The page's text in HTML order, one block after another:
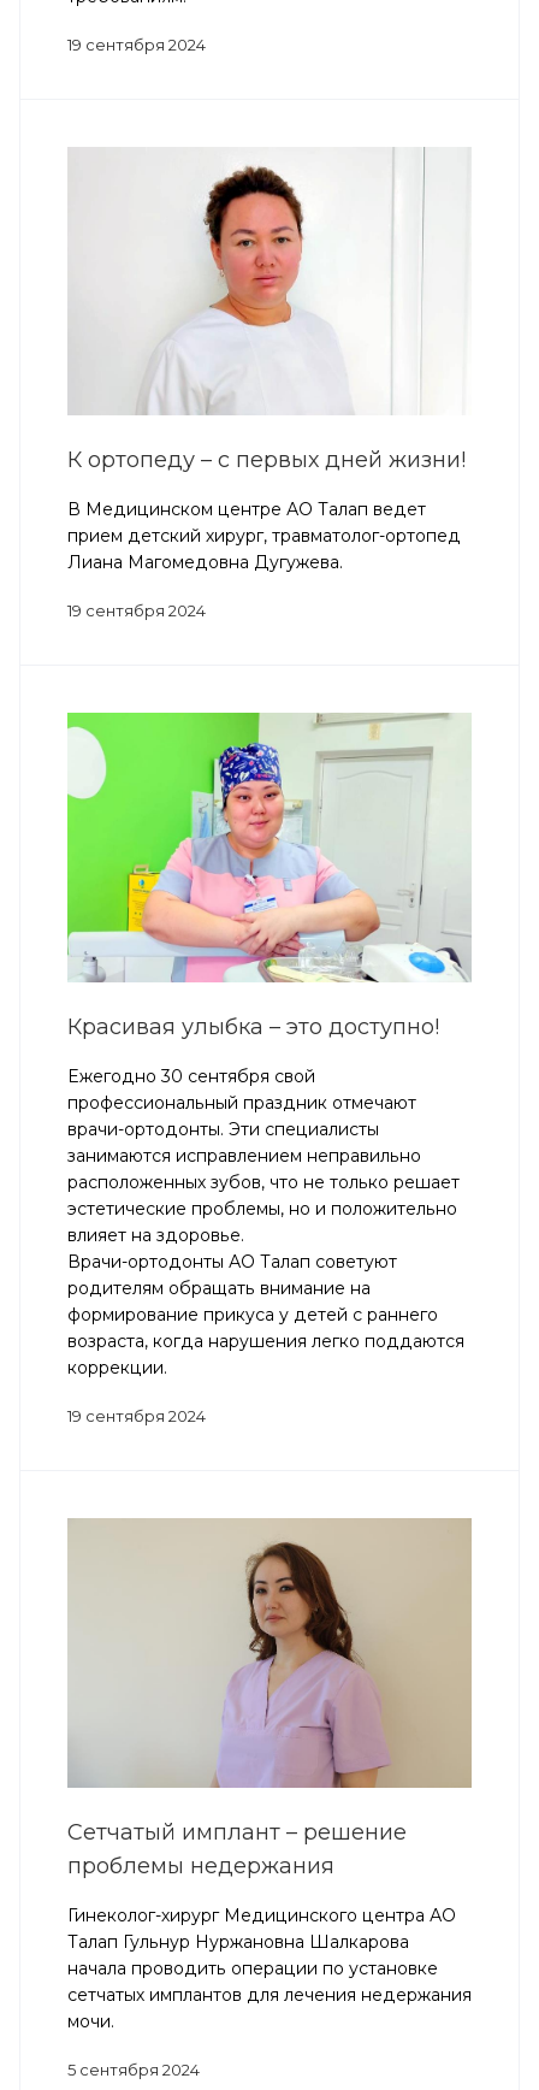
19 сентября 2024
К ортопеду – с первых дней жизни!
В Медицинском центре АО Талап ведет
прием детский хирург, травматолог-ортопед
Лиана Магомедовна Дугужева.
19 сентября 2024
Красивая улыбка – это доступно!
Ежегодно 30 сентября свой
профессиональный праздник отмечают
врачи-ортодонты. Эти специалисты
занимаются исправлением неправильно
расположенных зубов, что не только решает
эстетические проблемы, но и положительно
влияет на здоровье.
Врачи-ортодонты АО Талап советуют
родителям обращать внимание на
формирование прикуса у детей с раннего
возраста, когда нарушения легко поддаются
коррекции.
19 сентября 2024
Сетчатый имплант – решение
проблемы недержания
Гинеколог-хирург Медицинского центра АО
Талап Гульнур Нуржановна Шалкарова
начала проводить операции по установке
сетчатых имплантов для лечения недержания
мочи.
5 сентября 2024